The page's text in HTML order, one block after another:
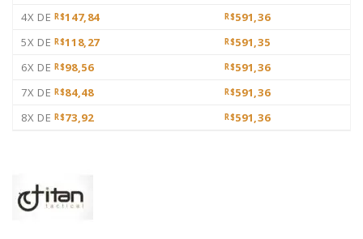
4X DE R$147,84 R$591,36
5X DE R$118,27 R$591,35
6X DE R$98,56 R$591,36
7X DE R$84,48 R$591,36
8X DE R$73,92 R$591,36